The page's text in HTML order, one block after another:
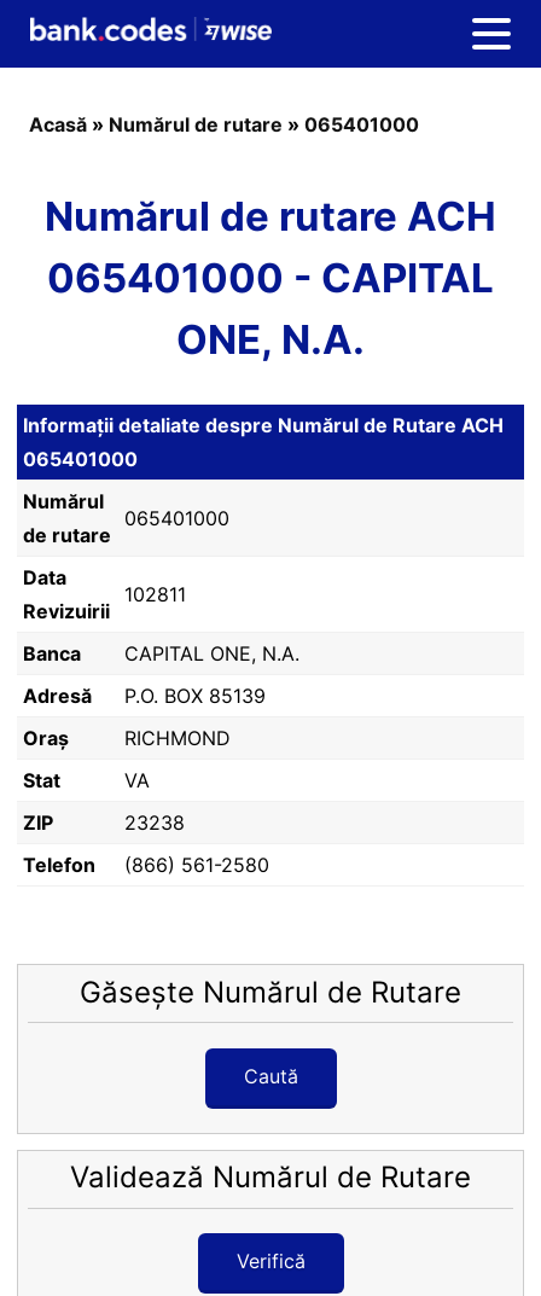
Acasă » Numărul de rutare » 065401000
Numărul de rutare ACH
065401000 - CAPITAL
ONE, N.A.
Informații detaliate despre Numărul de Rutare ACH
065401000
Numărul
de rutare
065401000
Data
Revizuirii
102811
Banca
CAPITAL ONE, N.A.
Adresă
P.O. BOX 85139
Oraș
RICHMOND
Stat
VA
ZIP
23238
Telefon
(866) 561-2580
Găsește Numărul de Rutare
Caută
Validează Numărul de Rutare
Verifică